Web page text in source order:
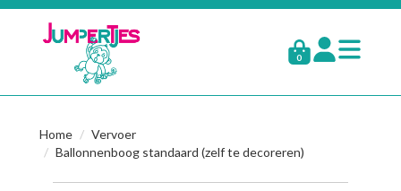
0
Home
Vervoer
Ballonnenboog standaard (zelf te decoreren)